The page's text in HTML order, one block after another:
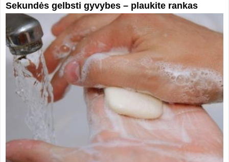
Sekundės gelbsti gyvybes – plaukite rankas